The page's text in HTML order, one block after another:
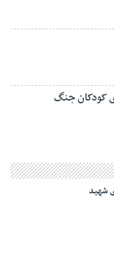
کودکان جنگ
شهید